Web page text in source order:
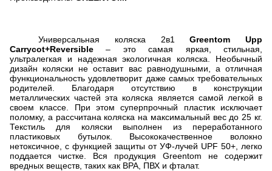
Универсальная коляска 2в1Greentom Upp
Carrycot+Reversible– это самая яркая, стильная,
ультралегкая и надежная экологичная коляска. Необычный
дизайн коляски не оставит вас равнодушными, а отличная
функциональность удовлетворит даже самых требовательных
родителей. Благодаря отсутствию в конструкции
металлических частей эта коляска является самой легкой в
своем классе. При этом суперпрочный пластик исключает
поломку, а рассчитана коляска на максимальный вес до 25 кг.
Текстиль для коляски выполнен из переработанного
пластиковых бутылок. Высококачественное волокно
нетоксичное, с функцией защиты от УФ-лучей UPF 50+, легко
поддается чистке. Вся продукция Greentom
не содержит
вредных веществ, таких как BPA ПВХ и фталат.